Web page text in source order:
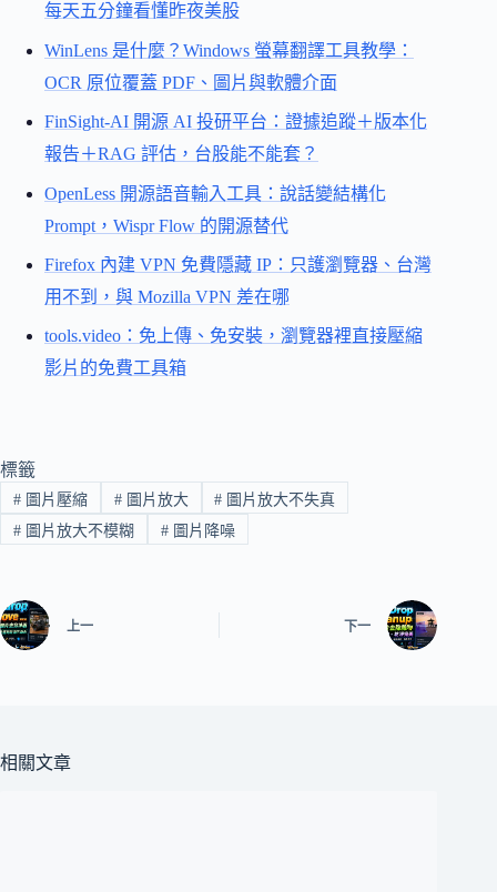
每天五分鐘看懂昨夜美股
WinLens 是什麼？Windows 螢幕翻譯工具教學：
OCR 原位覆蓋 PDF、圖片與軟體介面
FinSight-AI 開源 AI 投研平台：證據追蹤＋版本化
報告＋RAG 評估，台股能不能套？
OpenLess 開源語音輸入工具：說話變結構化
Prompt，Wispr Flow 的開源替代
Firefox 內建 VPN 免費隱藏 IP：只護瀏覽器、台灣
用不到，與 Mozilla VPN 差在哪
tools.video：免上傳、免安裝，瀏覽器裡直接壓縮
影片的免費工具箱
標籤
#圖片壓縮 #圖片放大 # 圖片放大不失真
#圖片放大不模糊 #圖片降噪
上一 下一
相關文章